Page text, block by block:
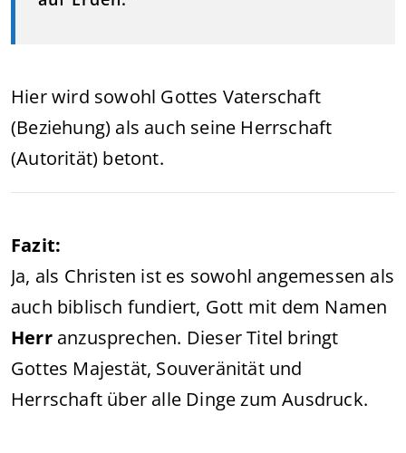
Hier wird sowohl Gottes Vaterschaft
(Beziehung) als auch seine Herrschaft
(Autorität) betont.
Fazit:
Ja, als Christen ist es sowohl angemessen als
auch biblisch fundiert, Gott mit dem Namen
Herranzusprechen. Dieser Titel bringt
Gottes Majestät, Souveränität und
Herrschaft über alle Dinge zum Ausdruck.